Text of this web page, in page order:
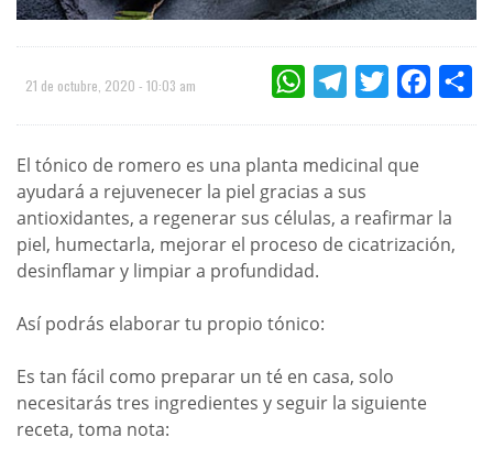
21 de octubre, 2020 - 10:03 am WHATSAPPTELEGRAMTWITTER
El tónico de romero es una planta medicinal que
ayudará a rejuvenecer la piel gracias a sus
antioxidantes, a regenerar sus células, a reafirmar la
piel, humectarla, mejorar el proceso de cicatrización,
desinflamar y limpiar a profundidad.
Así podrás elaborar tu propio tónico:
Es tan fácil como preparar un té en casa, solo
necesitarás tres ingredientes y seguir la siguiente
receta, toma nota: